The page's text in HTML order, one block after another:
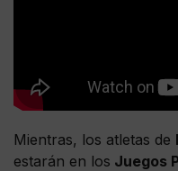
Mientras, los atletas de
estarán en los Juegos